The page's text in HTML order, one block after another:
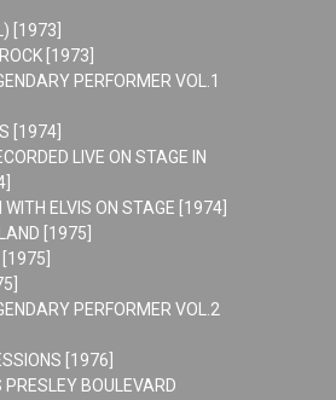
[1973]
[1973]
PERFORMER VOL.1
[1974]
LIVE ON STAGE IN
WITH ELVIS ON STAGE [1974]
[1975]
PERFORMER VOL.2
[1976]
PRESLEY BOULEVARD